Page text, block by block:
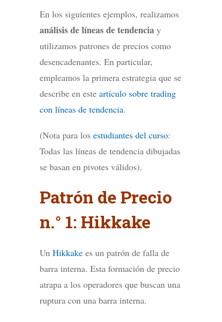
En los siguientes ejemplos, realizamos
análisis de líneas de tendencia y
utilizamos patrones de precios como
desencadenantes. En particular,
empleamos la primera estrategia que se
describe en este artículo sobre trading
con líneas de tendencia.
(Nota para los estudiantes del curso:
Todas las líneas de tendencia dibujadas
se basan en pivotes válidos).
Patrón de Precio
n.° 1: Hikkake
Un Hikkake es un patrón de falla de
barra interna. Esta formación de precio
atrapa a los operadores que buscan una
ruptura con una barra interna.